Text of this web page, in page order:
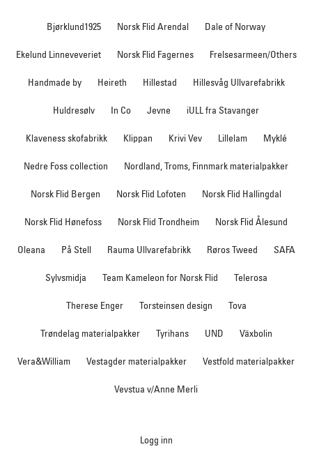
Bjørklund1925 Norsk Flid Arendal Dale of Norway
Ekelund Linneveveriet Norsk Flid Fagernes Frelsesarmeen/Others
Handmade by Heireth Hillestad Hillesvåg Ullvarefabrikk
Huldresølv In Co Jevne iULL fra Stavanger
Klaveness skofabrikk Klippan Krivi Vev Lillelam Myklé
Nedre Foss collection Nordland, Troms, Finnmark materialpakker
Norsk Flid Bergen Norsk Flid Lofoten Norsk Flid Hallingdal
Norsk Flid Hønefoss Norsk Flid Trondheim Norsk Flid Ålesund
Oleana På Stell Rauma Ullvarefabrikk Røros Tweed SAFA
Sylvsmidja Team Kameleon for Norsk Flid Telerosa
Therese Enger Torsteinsen design Tova
Trøndelag materialpakker Tyrihans UND Växbolin
Vera&William Vestagder materialpakker Vestfold materialpakker
Vevstua v/Anne Merli
Logg inn